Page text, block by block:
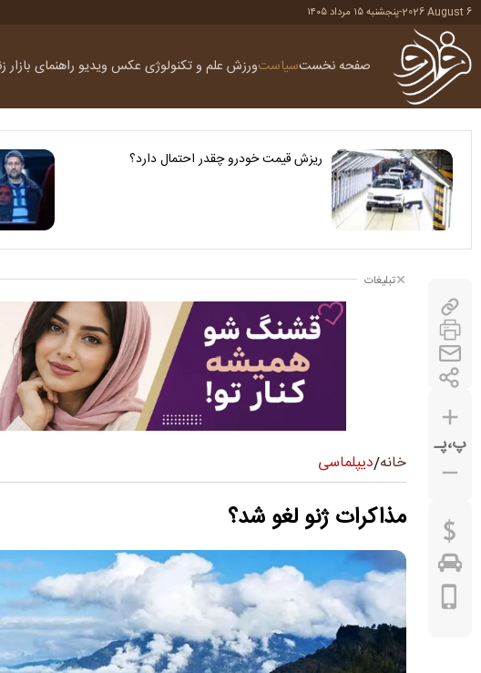
2026 August 6
-پنجشنبه ۱۵ مرداد ۱۴۰۵
صفحه نخستسیاستورزش علم و تکنولوژی عکس ویدیو راهنمای بازار
ریزش قیمت خودرو چقدر احتمال دارد؟
پ،پـ
تبلیغات
خانه/دیپلماسی
مذاکرات ژنو لغو شد؟